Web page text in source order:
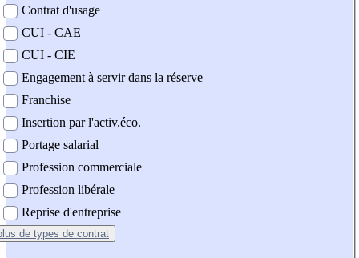
Contrat d'usage
CUI - CAE
CUI - CIE
Engagement à servir dans la réserve
Franchise
Insertion par l'activ.éco.
Portage salarial
Profession commerciale
Profession libérale
Reprise d'entreprise
de types de contrat